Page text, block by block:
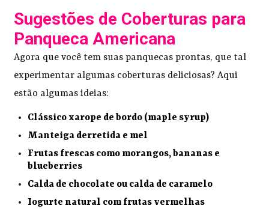
Sugestões de Coberturas para
Panqueca Americana
Agora que você tem suas panquecas prontas, que tal
experimentar algumas coberturas deliciosas? Aqui
estão algumas ideias:
Clássico xarope de bordo (maple syrup)
Manteiga derretida e mel
Frutas frescas como morangos, bananas e
blueberries
Calda de chocolate ou calda de caramelo
Iogurte natural com frutas vermelhas